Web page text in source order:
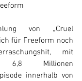
von „Cruel
für Freeform noch
mit
6,8 Millionen
innerhalb von